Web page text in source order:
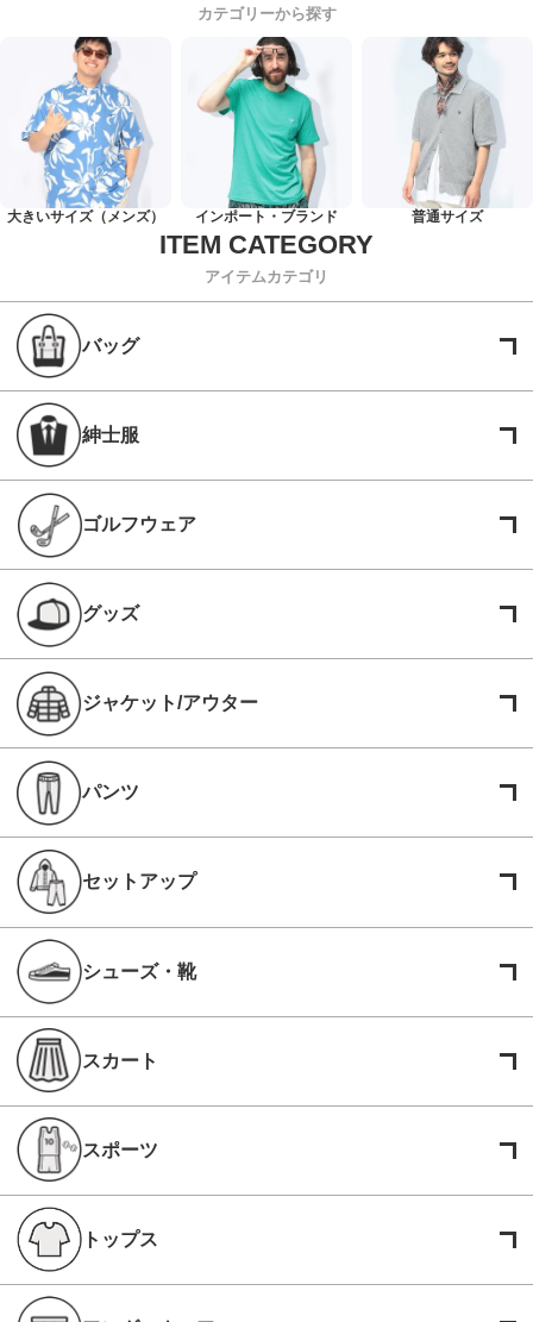
カテゴリーから探す
大きいサイズ（メンズ） インポート・ブランド 普通サイズ
アイテムカテゴリ
バッグ
紳士服
ゴルフウェア
グッズ
ジャケット/アウター
パンツ
セットアップ
シューズ・靴
スカート
スポーツ
トップス